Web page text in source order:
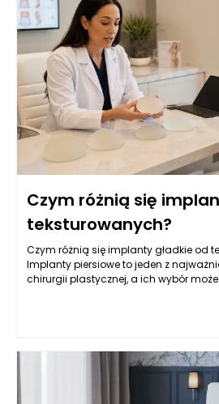
Czym różnią się
teksturowanych?
Czym różnią się implanty gładkie od
Implanty piersiowe to jeden z
chirurgii plastycznej, a ich wybór